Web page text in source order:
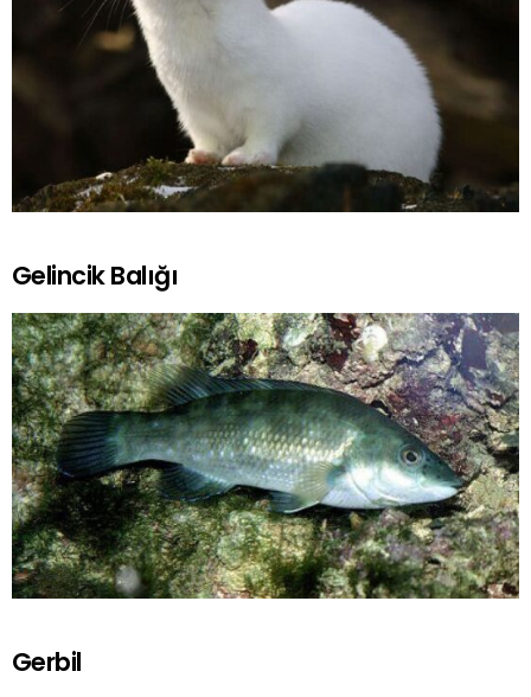
Gelincik Balığı
Gerbil